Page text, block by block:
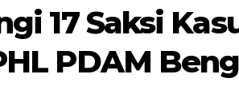
17 Saksi
PDAM